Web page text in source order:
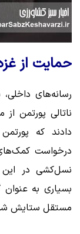
حمایت از
رسانه‌های
ناتالی پورتمن
دادند که
درخواست کمک‌های
نسل‌کشی در این
بسیاری به
مستقل ستایش